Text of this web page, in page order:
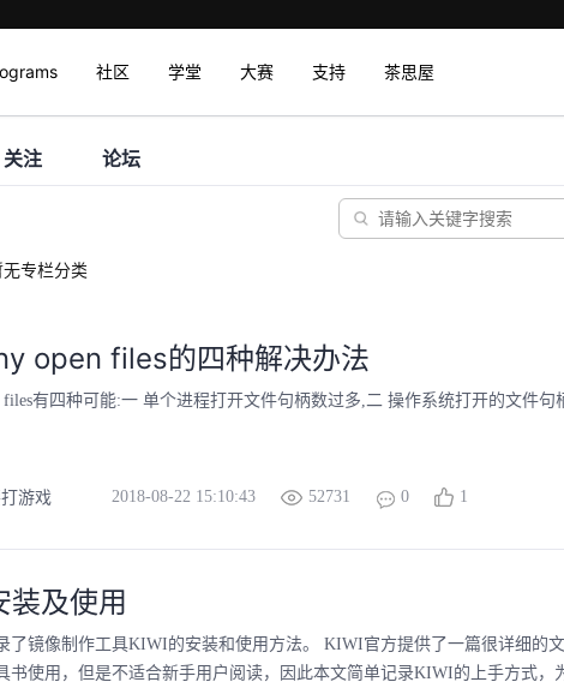
社区 学堂 大赛 支持 茶思屋
关注 论坛
无专栏分类
open files的四种解决办法
files有四种可能:一 单个进程打开文件句柄数过多,二 操作系统打开的文件
游戏 2018-08-22 15:10:43 52731 0 1
装及使用
了镜像制作工具KIWI的安装和使用方法。 KIWI官方提供了一篇很详细的文
书使用，但是不适合新手用户阅读，因此本文简单记录KIWI的上手方式，